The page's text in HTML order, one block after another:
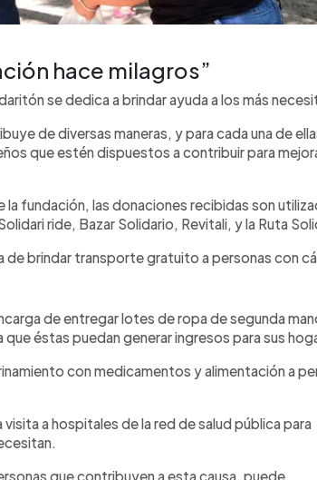
hace milagros”
se dedica a brindar ayuda a los más
de diversas maneras, y para cada una de
que estén dispuestos a contribuir para
fundación, las donaciones recibidas son
ride, Bazar Solidario, Revitali, y la Ruta
brindar transporte gratuito a personas con
de entregar lotes de ropa de segunda
éstas puedan generar ingresos para sus
con medicamentos y alimentación a
visita a hospitales de la red de salud pública para
que contribuyen a esta causa, puede